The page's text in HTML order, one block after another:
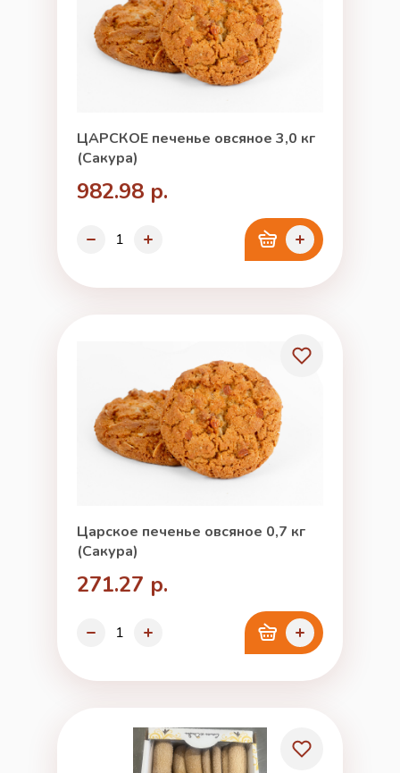
ЦАРСКОЕ печенье овсяное 3,0 кг
(Сакура)
982.98 р.
Царское печенье овсяное 0,7 кг
(Сакура)
271.27 р.